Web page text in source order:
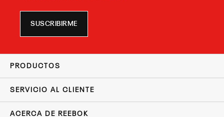
SUSCRIBIRME
PRODUCTOS
SERVICIO AL CLIENTE
ACERCA DE REEBOK